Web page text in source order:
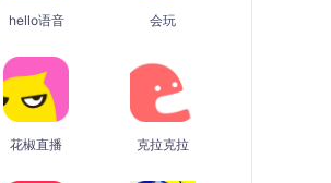
hello语音 会玩
花椒直播 克拉克拉